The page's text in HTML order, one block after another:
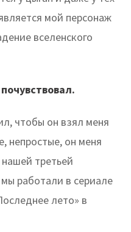
мой персонаж
вселенского
чтобы он взял меня
непростые, он меня
третьей
работали в сериале
лето» в